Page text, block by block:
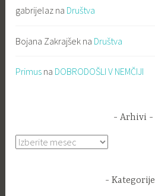
gabrijelaz na Društva
Bojana Zakrajšek na Društva
Primus na DOBRODOŠLI V NEMČIJI
Arhivi
Arhivi
Kategorije